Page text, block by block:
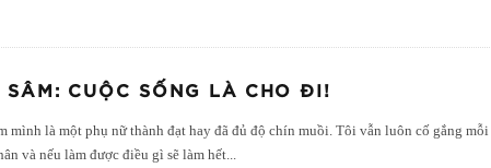
SÂM: CUỘC SỐNG LÀ CHO ĐI!
mình là một phụ nữ thành đạt hay đã đủ độ chín muồi. Tôi vẫn luôn cố gắng mỗi
và nếu làm được điều gì sẽ làm hết...